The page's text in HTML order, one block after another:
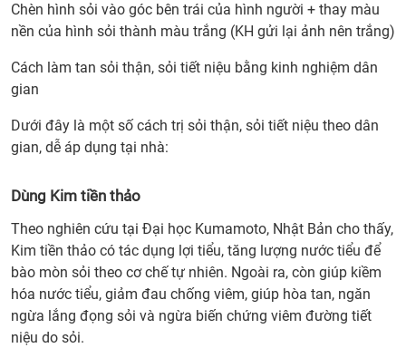
Chèn hình sỏi vào góc bên trái của hình người + thay màu
nền của hình sỏi thành màu trắng (KH gửi lại ảnh nên trắng)
Cách làm tan sỏi thận, sỏi tiết niệu bằng kinh nghiệm dân
gian
Dưới đây là một số cách trị sỏi thận, sỏi tiết niệu theo dân
gian, dễ áp dụng tại nhà:
Dùng Kim tiền thảo
Theo nghiên cứu tại Đại học Kumamoto, Nhật Bản cho thấy,
Kim tiền thảo có tác dụng lợi tiểu, tăng lượng nước tiểu để
bào mòn sỏi theo cơ chế tự nhiên. Ngoài ra, còn giúp kiềm
hóa nước tiểu, giảm đau chống viêm, giúp hòa tan, ngăn
ngừa lắng đọng sỏi và ngừa biến chứng viêm đường tiết
niệu do sỏi.